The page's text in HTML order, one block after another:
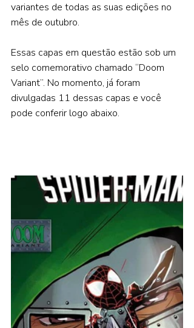
variantes de todas as suas edições no
mês de outubro.
Essas capas em questão estão sob um
selo comemorativo chamado “Doom
Variant”. No momento, já foram
divulgadas 11 dessas capas e você
pode conferir logo abaixo.